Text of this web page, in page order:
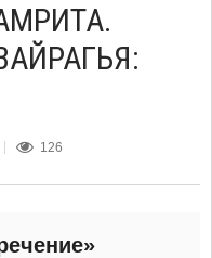
126